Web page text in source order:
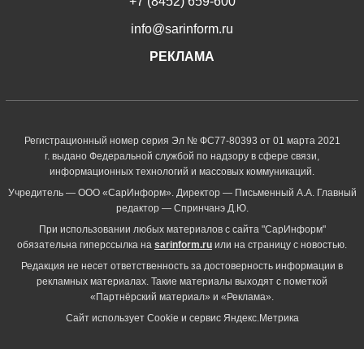
info@sarinform.ru
РЕКЛАМА
Регистрационный номер серия Эл № ФС77-80393 от 01 марта 2021
г. выдано Федеральной службой по надзору в сфере связи,
информационных технологий и массовых коммуникаций.
Учредитель — ООО «СарИнформ». Директор — Письменный А.А. Главный
редактор — Спринчанэ Д.Ю.
При использовании любых материалов с сайта "СарИнформ"
обязательна гиперссылка на sarinform.ru или на страницу с новостью.
Редакция не несет ответственность за достоверность информации в
рекламных материалах. Такие материалы выходят с пометкой
«Партнёрский материал» и «Реклама».
Сайт использует Cookie и сервиc Яндекс.Метрика